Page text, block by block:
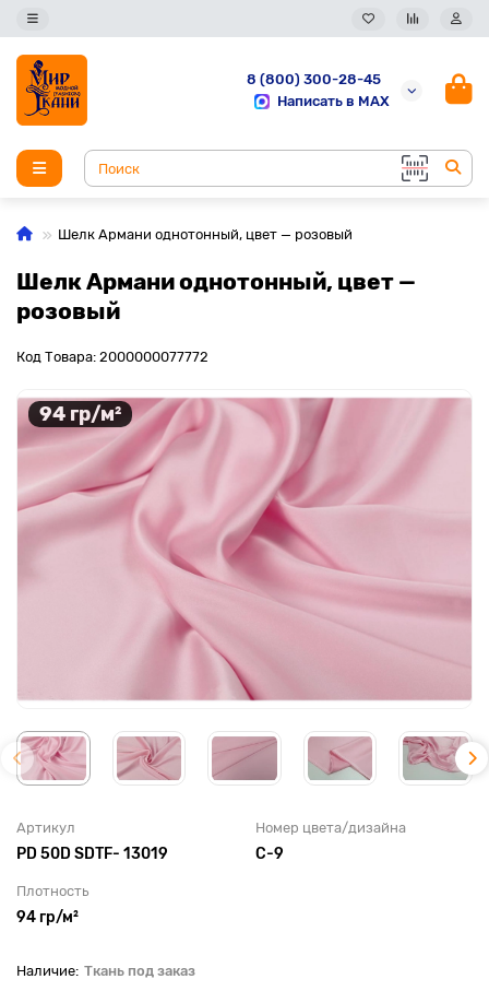
8 (800) 300-28-45
Написать в MAX
Шелк Армани однотонный, цвет — розовый
Шелк Армани однотонный, цвет —
розовый
Код Товара: 2000000077772
94 гр/м²
Артикул
PD 50D SDTF- 13019
Номер цвета/дизайна
C-9
Плотность
94 гр/м²
Ткань под заказ